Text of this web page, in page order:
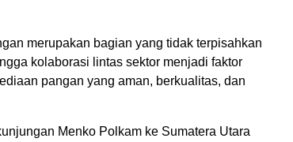
merupakan bagian yang tidak terpisahkan
kolaborasi lintas sektor menjadi faktor
pangan yang aman, berkualitas, dan
Menko Polkam ke Sumatera Utara